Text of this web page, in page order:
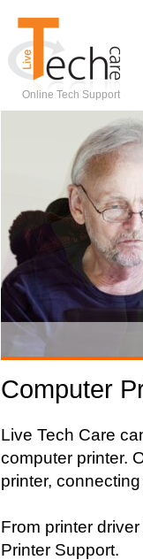
Online Tech Support
Computer
Live Tech Care
computer printer.
printer,
From printer
Printer Support.